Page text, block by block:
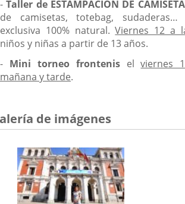
-Taller de ESTAMPACIÓN DE
de camisetas, totebag,
exclusiva 100% natural.Viernes 12 a
niños y niñas a partir de 13 años.
- Mini torneo fronteniselviernes
mañana y tarde.
de imágenes